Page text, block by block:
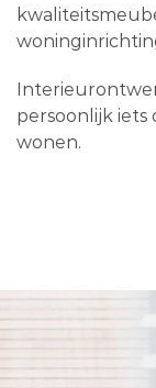
persoonlijk iets
wonen.